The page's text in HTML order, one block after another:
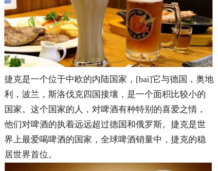
捷克是一个位于中欧的内陆国家，[bai]它与德国，奥地
利，波兰，斯洛伐克四国接壤，是一个面积比较小的
国家。这个国家的人，对啤酒有种特别的喜爱之情，
他们对啤酒的执着远远超过德国和俄罗斯。捷克是世
界上最爱喝啤酒的国家，全球啤酒销量中，捷克的稳
居世界首位。